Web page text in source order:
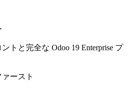
トと完全な Odoo 19 Enterprise プ
ースト